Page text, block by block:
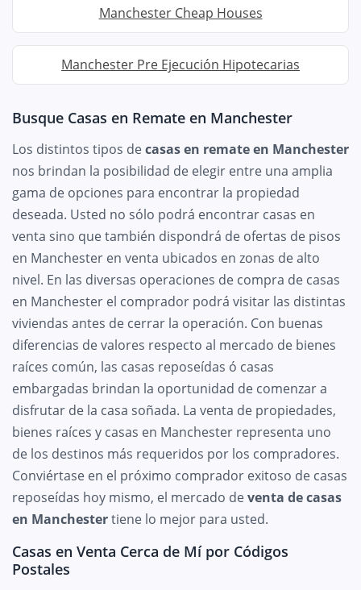
Manchester Cheap Houses
Manchester Pre Ejecución Hipotecarias
Busque Casas en Remate en Manchester
Los distintos tipos decasas en remate en Manchester
nos brindan la posibilidad de elegir entre una amplia
gama de opciones para encontrar la propiedad
deseada. Usted no sólo podrá encontrar casas en
venta sino que también dispondrá de ofertas de pisos
en Manchester en venta ubicados en zonas de alto
nivel. En las diversas operaciones de compra de casas
en Manchester el comprador podrá visitar las distintas
viviendas antes de cerrar la operación. Con buenas
diferencias de valores respecto al mercado de bienes
raíces común, las casas reposeídas ó casas
embargadas brindan la oportunidad de comenzar a
disfrutar de la casa soñada. La venta de propiedades,
bienes raíces y casas en Manchester representa uno
de los destinos más requeridos por los compradores.
Conviértase en el próximo comprador exitoso de casas
reposeídas hoy mismo, el mercado deventa de casas
en Manchestertiene lo mejor para usted.
Casas en Venta Cerca de Mí por Códigos
Postales